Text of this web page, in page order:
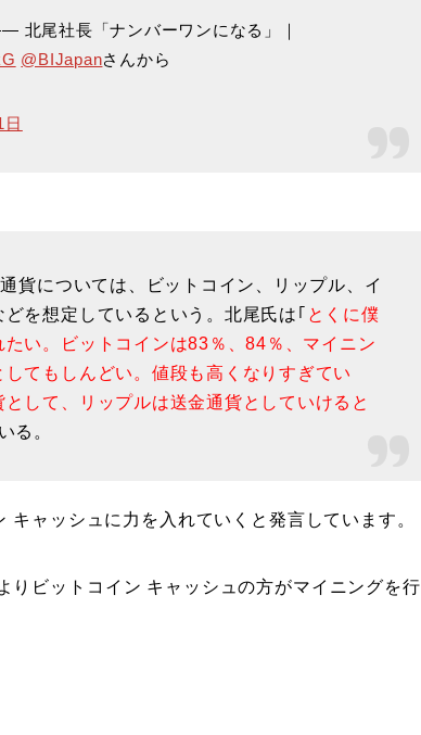
北尾社長「ナンバーワンになる」｜
@BIJapanさんから
貨については、ビットコイン、リップル、イ
を想定しているという。北尾氏は｢ とくに僕
い。ビットコインは83％、84％、マイニン
てもしんどい。値段も高くなりすぎてい
して、リップルは送金通貨としていけると
る。
ャッシュに力を入れていくと発言しています。
りビットコイン キャッシュの方がマイニングを行